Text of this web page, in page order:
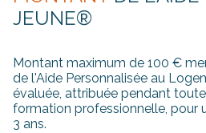
JEUNE®
Montant maximum de 100 €
de l'Aide Personnalisée au
évaluée, attribuée pendant
formation professionnelle, pour
3 ans.